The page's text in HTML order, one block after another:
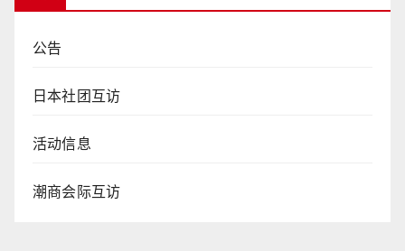
公告
日本社团互访
活动信息
潮商会际互访